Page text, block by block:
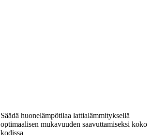
Säädä huonelämpötilaa lattialämmityksellä
optimaalisen mukavuuden saavuttamiseksi koko
kodissa